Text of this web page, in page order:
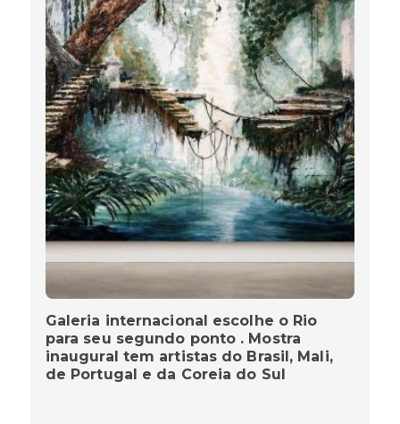
Galeria internacional escolhe o Rio
para seu segundo ponto . Mostra
inaugural tem artistas do Brasil, Mali,
de Portugal e da Coreia do Sul